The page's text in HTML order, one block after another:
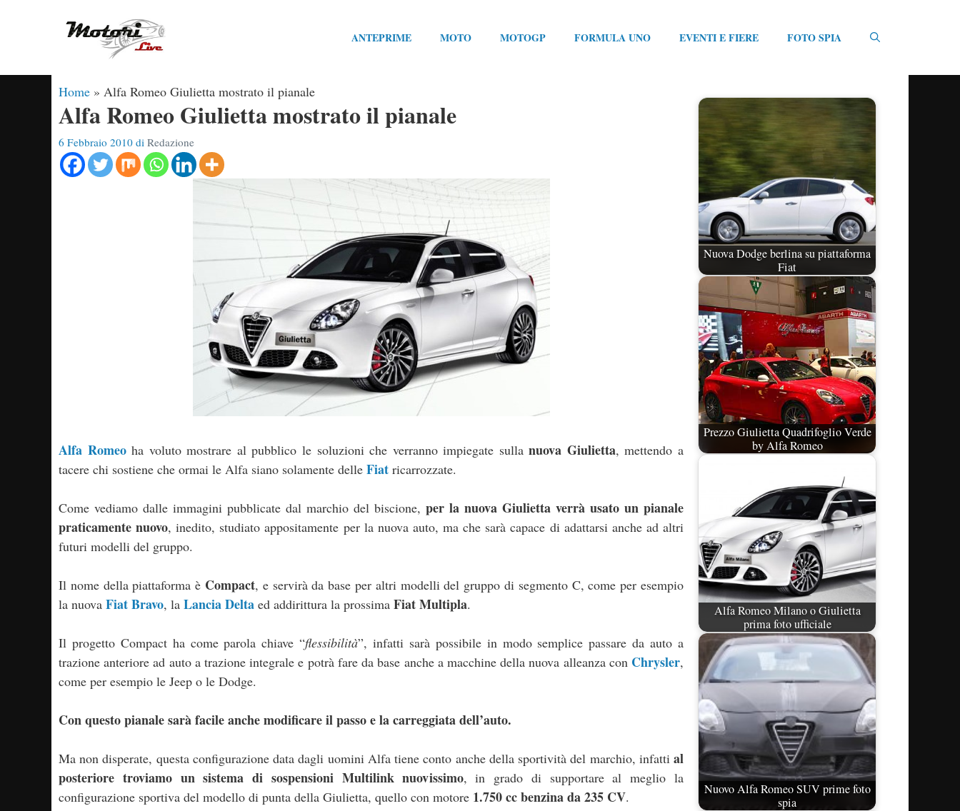
ANTEPRIME MOTO MOTOGP FORMULA UNO EVENTI E FIERE FOTO SPIA
Home » Alfa Romeo Giulietta mostrato il pianale
Alfa Romeo Giulietta mostrato il pianale
6 Febbraio 2010 di Redazione
Alfa Romeoha voluto mostrare al pubblico le soluzioni che verranno impiegate sullanuova Giulietta, mettendo a
tacere chi sostiene che ormai le Alfa siano solamente delle Fiat ricarrozzate.
Come vediamo dalle immagini pubblicate dal marchio del biscione, per la nuova Giulietta verrà usato un pianale
praticamente nuovo, inedito, studiato appositamente per la nuova auto, ma che sarà capace di adattarsi anche ad altri
futuri modelli del gruppo.
Il nome della piattaforma è Compact, e servirà da base per altri modelli del gruppo di segmento C, come per esempio
la nuova Fiat Bravo, la Lancia Delta ed addirittura la prossima Fiat Multipla.
Il progetto Compact ha come parola chiave “flessibilità”, infatti sarà possibile in modo semplice passare da auto a
trazione anteriore ad auto a trazione integrale e potrà fare da base anche a macchine della nuova alleanza con Chrysler,
come per esempio le Jeep o le Dodge.
Con questo pianale sarà facile anche modificare il passo e la carreggiata dell’auto.
Ma non disperate, questa configurazione data dagli uomini Alfa tiene conto anche della sportività del marchio, infatti al
posteriore troviamo un sistema di sospensioni Multilink nuovissimo, in grado di supportare al meglio la
configurazione sportiva del modello di punta della Giulietta, quello con motore 1.750 cc benzina da 235 CV.
Nuova Dodge berlina su piattaforma
Fiat
Prezzo Giulietta Quadrifoglio Verde
by Alfa Romeo
Alfa Romeo Milano o Giulietta
prima foto ufficiale
Nuovo Alfa Romeo SUV prime foto
spia